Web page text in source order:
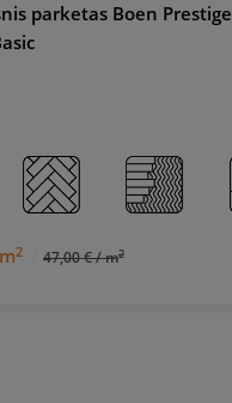
parketas Boen Prestige
2 47,00 € / m2